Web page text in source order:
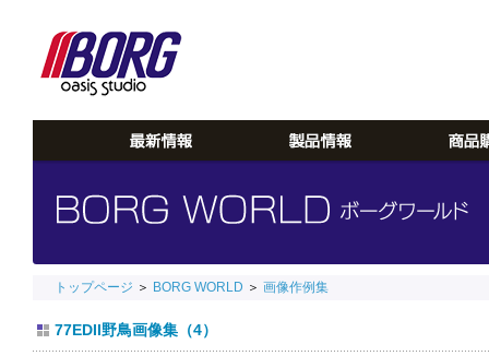
トップページ ＞ BORG WORLD ＞ 画像作例集
77EDII野鳥画像集（4）